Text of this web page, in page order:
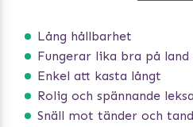
Lång hållbarhet
Fungerar lika bra på
Enkel att kasta långt
Rolig och spännande
Snäll mot tänder och